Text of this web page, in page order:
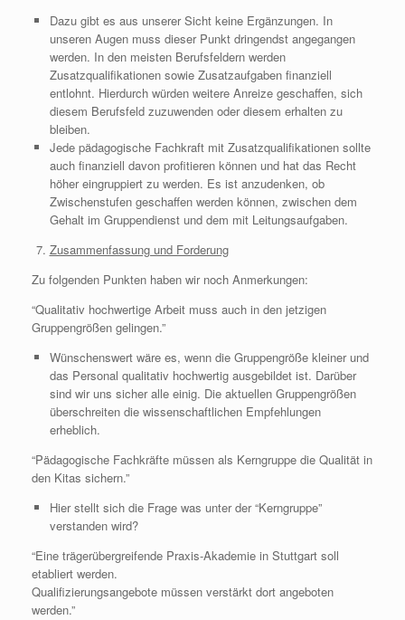
Dazu gibt es aus unserer Sicht keine Ergänzungen. In
unseren Augen muss dieser Punkt dringendst angegangen
werden. In den meisten Berufsfeldern werden
Zusatzqualifikationen sowie Zusatzaufgaben finanziell
entlohnt. Hierdurch würden weitere Anreize geschaffen, sich
diesem Berufsfeld zuzuwenden oder diesem erhalten zu
bleiben.
Jede pädagogische Fachkraft mit Zusatzqualifikationen sollte
auch finanziell davon profitieren können und hat das Recht
höher eingruppiert zu werden. Es ist anzudenken, ob
Zwischenstufen geschaffen werden können, zwischen dem
Gehalt im Gruppendienst und dem mit Leitungsaufgaben.
Zusammenfassung und Forderung
Zu folgenden Punkten haben wir noch Anmerkungen:
“Qualitativ hochwertige Arbeit muss auch in den jetzigen
Gruppengrößen gelingen.”
Wünschenswert wäre es, wenn die Gruppengröße kleiner und
das Personal qualitativ hochwertig ausgebildet ist. Darüber
sind wir uns sicher alle einig. Die aktuellen Gruppengrößen
überschreiten die wissenschaftlichen Empfehlungen
erheblich.
“Pädagogische Fachkräfte müssen als Kerngruppe die Qualität in
den Kitas sichern.”
Hier stellt sich die Frage was unter der “Kerngruppe”
verstanden wird?
“Eine trägerübergreifende Praxis-Akademie in Stuttgart soll
etabliert werden.
Qualifizierungsangebote müssen verstärkt dort angeboten
werden.”